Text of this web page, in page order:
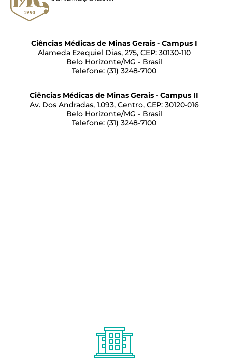
Ciências Médicas de Minas Gerais - Campus I
Alameda Ezequiel Dias, 275, CEP: 30130-110
Belo Horizonte/MG - Brasil
Telefone: (31) 3248-7100
Ciências Médicas de Minas Gerais - Campus II
Av. Dos Andradas, 1.093, Centro, CEP: 30120-016
Belo Horizonte/MG - Brasil
Telefone: (31) 3248-7100